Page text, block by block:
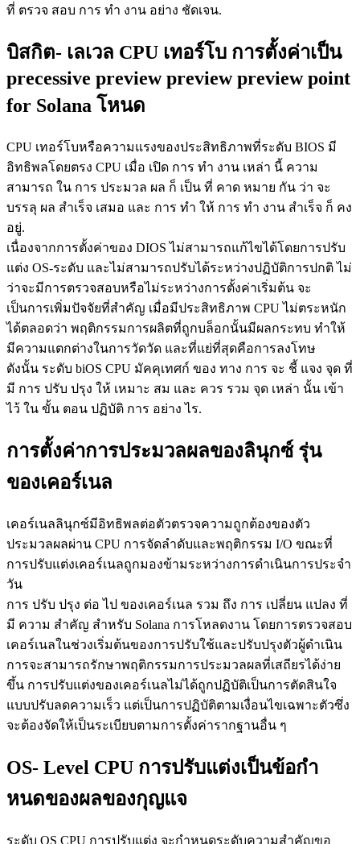
ที่ ตรวจ สอบ การ ทํา งาน อย่าง ชัดเจน.
บิสกิต- เลเวล CPU เทอร์โบ การตั้งค่าเป็น
precessive preview preview preview point
for Solana โหนด
CPU เทอร์โบหรือความแรงของประสิทธิภาพที่ระดับ BIOS มี
อิทธิพลโดยตรง CPU เมื่อ เปิด การ ทํา งาน เหล่า นี้ ความ
สามารถ ใน การ ประมวล ผล ก็ เป็น ที่ คาด หมาย กัน ว่า จะ
บรรลุ ผล สําเร็จ เสมอ และ การ ทํา ให้ การ ทํา งาน สําเร็จ ก็ คง
อยู่.
เนื่องจากการตั้งค่าของ DIOS ไม่สามารถแก้ไขได้โดยการปรับ
แต่ง OS-ระดับ และไม่สามารถปรับได้ระหว่างปฏิบัติการปกติ ไม่
ว่าจะมีการตรวจสอบหรือไม่ระหว่างการตั้งค่าเริ่มต้น จะ
เป็นการเพิ่มปัจจัยที่สําคัญ เมื่อมีประสิทธิภาพ CPU ไม่ตระหนัก
ได้ตลอดว่า พฤติกรรมการผลิตที่ถูกบล็อกนั้นมีผลกระทบ ทําให้
มีความแตกต่างในการวัดวัด และที่แย่ที่สุดคือการลงโทษ
ดังนั้น ระดับ biOS CPU มัคคุเทศก์ ของ ทาง การ จะ ชี้ แจง จุด ที่
มี การ ปรับ ปรุง ให้ เหมาะ สม และ ควร รวม จุด เหล่า นั้น เข้า
ไว้ ใน ขั้น ตอน ปฏิบัติ การ อย่าง ไร.
การตั้งค่าการประมวลผลของลินุกซ์ รุ่น
ของเคอร์เนล
เคอร์เนลลินุกซ์มีอิทธิพลต่อตัวตรวจความถูกต้องของตัว
ประมวลผลผ่าน CPU การจัดลําดับและพฤติกรรม I/O ขณะที่
การปรับแต่งเคอร์เนลถูกมองข้ามระหว่างการดําเนินการประจํา
วัน
การ ปรับ ปรุง ต่อ ไป ของเคอร์เนล รวม ถึง การ เปลี่ยน แปลง ที่
มี ความ สําคัญ สําหรับ Solana การโหลดงาน โดยการตรวจสอบ
เคอร์เนลในช่วงเริ่มต้นของการปรับใช้และปรับปรุงตัวผู้ดําเนิน
การจะสามารถรักษาพฤติกรรมการประมวลผลที่เสถียรได้ง่าย
ขึ้น การปรับแต่งของเคอร์เนลไม่ได้ถูกปฏิบัติเป็นการตัดสินใจ
แบบปรับลดความเร็ว แต่เป็นการปฏิบัติตามเงื่อนไขเฉพาะตัวซึ่ง
จะต้องจัดให้เป็นระเบียบตามการตั้งค่ารากฐานอื่น ๆ
OS- Level CPU การปรับแต่งเป็นข้อกํา
หนดของผลของกุญแจ
ระดับ OS CPU การปรับแต่ง จะกําหนดระดับความสําคัญขอ